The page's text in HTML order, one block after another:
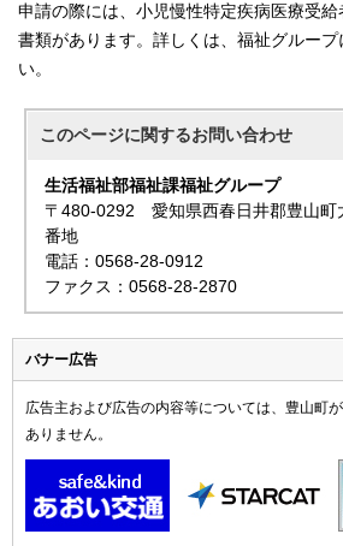
申請の際には、小児慢性特定疾病医療受
書類があります。詳しくは、福祉グループ
い。
このページに関するお問い合わせ
生活福祉部福祉課福祉グループ
〒480-0292 愛知県西春日井郡豊山町
番地
電話：0568-28-0912
ファクス：0568-28-2870
バナー広告
広告主および広告の内容等については、豊山町
ありません。